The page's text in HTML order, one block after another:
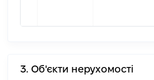
3. Об'єкти нерухомості